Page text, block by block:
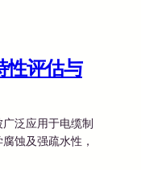
性评估与
泛应用于电缆制
蚀及强疏水性，